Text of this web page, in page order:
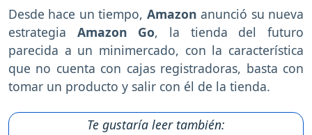
Desde hace un tiempo, Amazonanunció su nueva
estrategia Amazon Go, la tienda del futuro
parecida a un minimercado, con la característica
que no cuenta con cajas registradoras, basta con
tomar un producto y salir con él de la tienda.
Te gustaría leer también: